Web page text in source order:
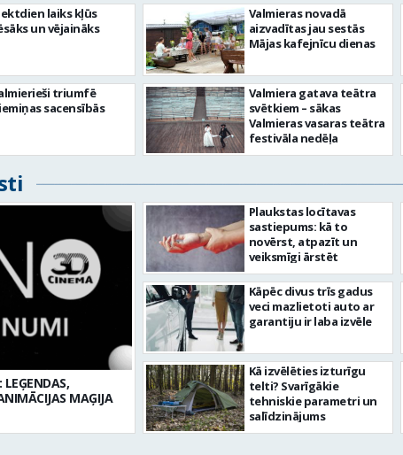
laiks kļūs
un vējaināks
triumfē
sacensībās
Valmieras novadā
aizvadītas jau sestās
Mājas kafejnīcu dienas
Valmiera gatava teātra
svētkiem – sākas
Valmieras vasaras teātra
festivāla nedēļa
LEĢENDAS,
MAĢIJA
Plaukstas locītavas
sastiepums: kā to
novērst, atpazīt un
veiksmīgi ārstēt
Kāpēc divus trīs gadus
veci mazlietoti auto ar
garantiju ir laba izvēle
Kā izvēlēties izturīgu
telti? Svarīgākie
tehniskie parametri un
salīdzinājums